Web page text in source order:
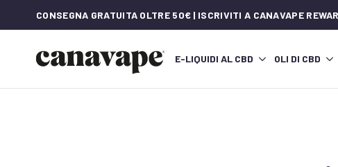
CONSEGNA GRATUITA OLTRE 50€ | ISCRIVITI A CANAVAPE
E-LIQUIDI AL CBD OLI DI CBD